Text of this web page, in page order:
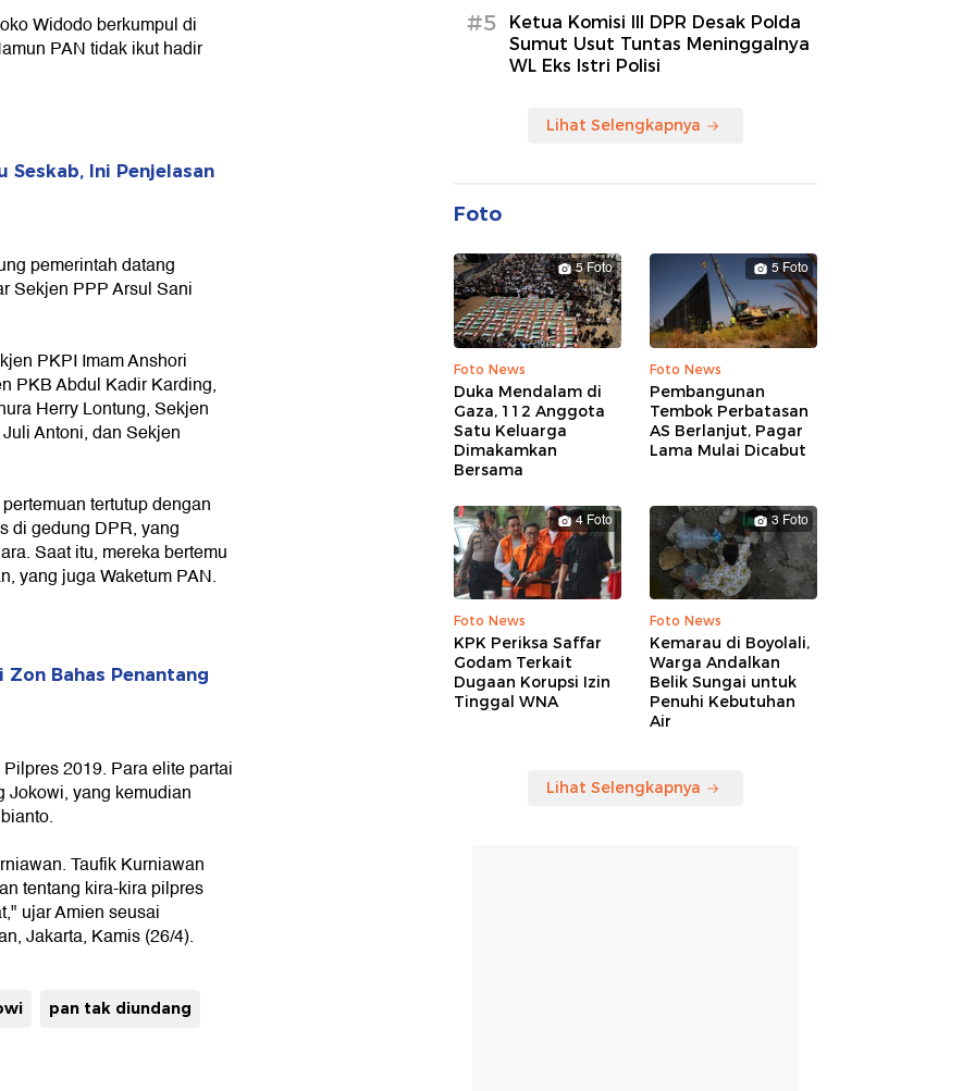
Widodo berkumpul di
PAN tidak ikut hadir
Seskab, Ini Penjelasan
pemerintah datang
Sekjen PPP Arsul Sani
PKPI Imam Anshori
PKB Abdul Kadir Karding,
Herry Lontung, Sekjen
Antoni, dan Sekjen
tertutup dengan
di gedung DPR, yang
Saat itu, mereka bertemu
yang juga Waketum PAN.
Zon Bahas Penantang
2019. Para elite partai
Jokowi, yang kemudian
Taufik Kurniawan
tentang kira-kira pilpres
ujar Amien seusai
Jakarta, Kamis (26/4).
pan tak diundang
#5
Ketua Komisi III DPR Desak Polda
Sumut Usut Tuntas Meninggalnya
WL Eks Istri Polisi
Lihat Selengkapnya
Foto
5 Foto
Foto News
Duka Mendalam di
Gaza, 112 Anggota
Satu Keluarga
Dimakamkan
Bersama
5 Foto
Foto News
Pembangunan
Tembok Perbatasan
AS Berlanjut, Pagar
Lama Mulai Dicabut
4 Foto
Foto News
KPK Periksa Saffar
Godam Terkait
Dugaan Korupsi Izin
Tinggal WNA
3 Foto
Foto News
Kemarau di Boyolali,
Warga Andalkan
Belik Sungai untuk
Penuhi Kebutuhan
Air
Lihat Selengkapnya